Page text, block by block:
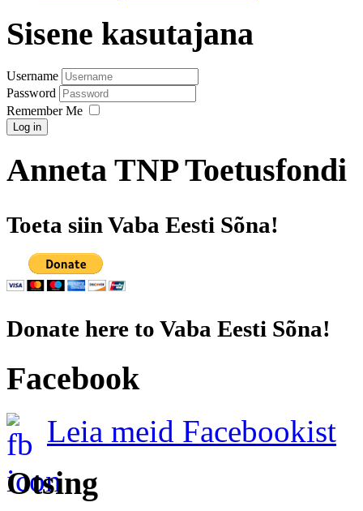
Sisene kasutajana
Username
Password
Remember Me
Log in
Anneta TNP Toetusfondi
Toeta siin Vaba Eesti Sõna!
Donate here to Vaba Eesti Sõna!
Facebook
Leia meid Facebookist
Otsing